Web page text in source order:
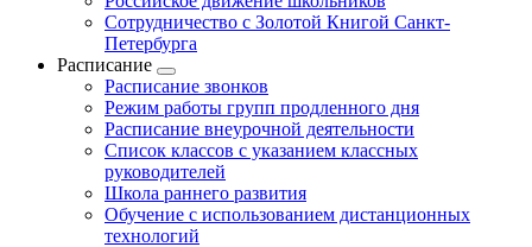
Сотрудничество с Золотой Книгой Санкт-
Петербурга
Расписание
Расписание звонков
Режим работы групп продленного дня
Расписание внеурочной деятельности
Список классов с указанием классных
руководителей
Школа раннего развития
Обучение с использованием дистанционных
технологий